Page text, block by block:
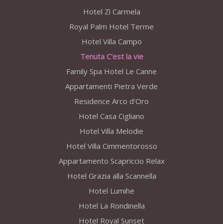
Hotel Zì Carmela
Royal Palm Hotel Terme
Hotel Villa Campo
Tenuta C'est la vie
Family Spa Hotel Le Canne
Appartamenti Pietra Verde
Residence Arco d'Oro
Hotel Casa Cigliano
Hotel Villa Melodie
Hotel Villa Cimmentorosso
Appartamento Scapriccio Relax
Hotel Grazia alla Scannella
Hotel Lumihe
Hotel La Rondinella
Hotel Royal Sunset